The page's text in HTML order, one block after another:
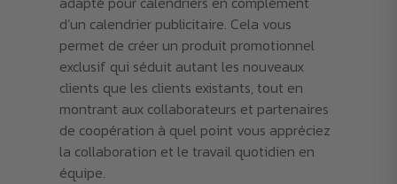
d’un calendrier publicitaire. Cela vous
permet de créer un produit promotionnel
exclusif qui séduit autant les nouveaux
clients que les clients existants, tout en
montrant aux collaborateurs et partenaires
de coopération à quel point vous appréciez
la collaboration et le travail quotidien en
équipe.